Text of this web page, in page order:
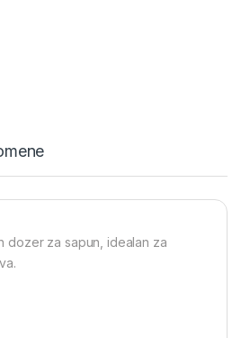
bambus bež (62101161) quantity
dozer za sapun, idealan za